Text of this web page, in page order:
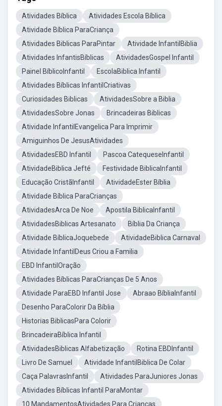
Atividades Bíblica
Atividades Escola Bíblica
Atividade Bíblica ParaCriança
Atividades Biblicas ParaPintar
Atividade InfantilBiblia
Atividades InfantisBíblicas
AtividadesGospel Infantil
Painel BíblicoInfantil
EscolaBiblica Infantil
Atividades Bíblicas InfantilCriativas
Curiosidades Biblicas
AtividadesSobre a Biblia
AtividadesSobre Jonas
Brincadeiras Biblicas
Atividade InfantilEvangelica Para Imprimir
Amiguinhos De JesusAtividades
AtividadesEBD Infantil
Pascoa CatequeseInfantil
AtividadeBiblica Jefté
Festividade BiblicaInfantil
Educação CristãInfantil
AtividadeEster Bíblia
Atividade Bíblica ParaCrianças
AtividadesArca De Noe
Apostila BiblicaInfantil
AtividadesBiblicas Artesanato
Bíblia Da Criança
Atividade BíblicaJoquebede
AtividadeBiblica Carnaval
Atividade InfantilDeus Criou a Familia
EBD InfantilOração
Atividades Bíblicas ParaCrianças De 5 Anos
Atividade ParaEBD Infantil Jose
Abraao BíbliaInfantil
Desenho ParaColorir Da Bíblia
Historias BiblicasPara Colorir
BrincadeiraBíblica Infantil
AtividadesBiblicas Alfabetização
Rotina EBDInfantil
Livro De Samuel
Atividade InfantilBiblica De Colar
Caça PalavrasInfantil
Atividades ParaJuniores Jonas
Atividades Bíblicas Infantil ParaMontar
10 MandamentosAtividades Para Crianças